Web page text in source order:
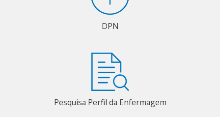
DPN
Pesquisa Perfil da Enfermagem